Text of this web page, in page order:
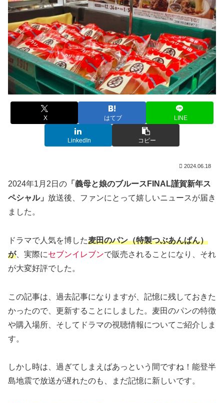
X はてブ LINE
LinkedIn コピー
2024.06.18
2024年1月2日の 「義母と娘のブルースFINAL謹賀新年ス
ペシャル」 放送後、ファンにとって嬉しいニュースが届き
ました。
ドラマで人気を博した麦田のパン（特製つぶあんぱん）
が、実際にセブンイレブンで販売されることになり、それ
が大変好評でした。
この記事は、過去記事になりますが、記憶に残しておきた
かったので、更新することにしました。麦田のパンの特徴
や購入場所、そしてドラマの視聴情報についてご紹介しま
す。
しかし時は、過ぎてしまえばあっという間ですね！能登半
島地震で放送が遅れたのも、まだ記憶に新しいです。